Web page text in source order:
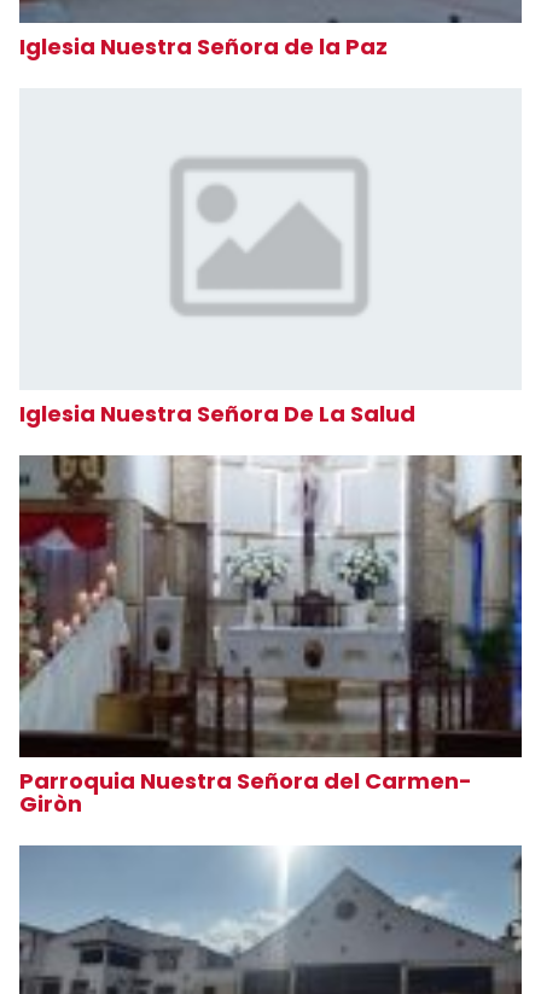
Iglesia Nuestra Señora de la Paz
Iglesia Nuestra Señora De La Salud
Parroquia Nuestra Señora del Carmen-
Giròn